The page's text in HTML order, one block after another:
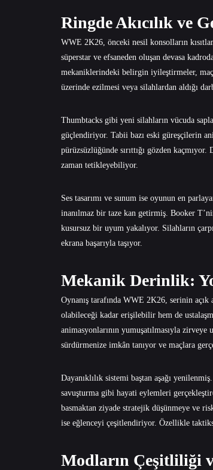
Ringde Akıcılık ve
WWE 2K26, önceki nesil konsolların
süperstar ve efsaneden oluşan devasa
mekaniklerindeki belirgin iyileştirmeler,
üzerinde ezilmesi veya silahlardan aldığı
Thumbtacks gibi yeni silahların vücuda
güçlendiriyor. Tabii bazı eski güreşçilerin
pürüzsüzlüğünde sırıttığı gözden
zaman tetikleyebiliyor.
Ses tasarımı ve sunum ise oyunun en
inanılmaz bir taze kan getirmiş. Booker
kusursuz bir uyum yakalıyor. Silahların
ekrana başarıyla taşıyor.
Mekanik Derinlik:
Oynanış tarafında WWE 2K26, serinin
olabileceği kadar erişilebilir hem de
animasyonlarının yumuşatılmasıyla
sürdürmenize imkân tanıyor ve maçlara
Dayanıklılık sistemi baştan aşağı
savuşturma gibi hayati eylemleri
basmaktan ziyade stratejik düşünmeye ve
ise eğlenceyi çeşitlendiriyor. Özellikle
Modların Çeşitliliği